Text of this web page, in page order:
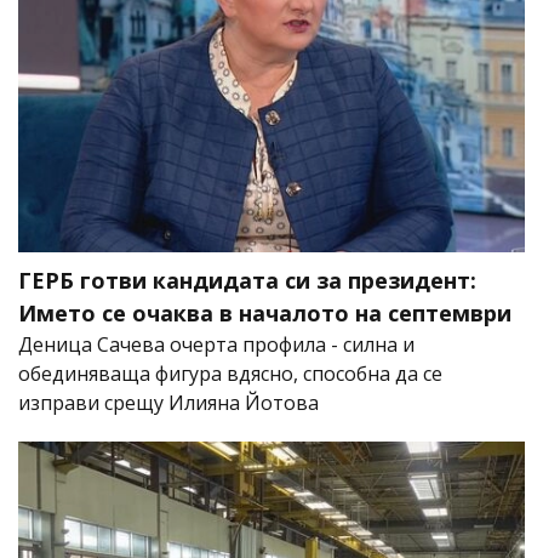
ГЕРБ готви кандидата си за президент:
Името се очаква в началото на септември
Деница Сачева очерта профила - силна и
обединяваща фигура вдясно, способна да се
изправи срещу Илияна Йотова